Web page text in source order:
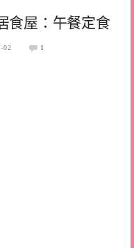
食屋：午餐定食
02 1